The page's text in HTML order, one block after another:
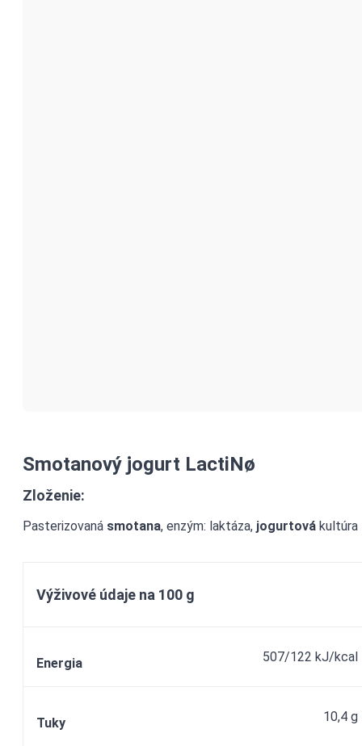
Smotanový jogurt LactiNø
Zloženie:
Pasterizovaná smotana, enzým: laktáza, jogurtová kultúra
Výživové údaje na 100 g
Energia 507/122 kJ/kcal
Tuky 10,4 g